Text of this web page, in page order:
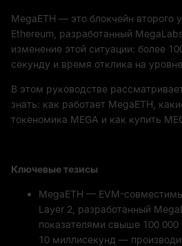
MegaETH — это блокчейн второго
Ethereum, разработанный
изменение этой ситуации: более
секунду и время отклика на
В этом руководстве
знать: как работает MegaETH,
токеномика MEGA и как купить
Ключевые тезисы
MegaETH — EVM-
Layer 2, разработанный
показателями свыше 100
10 миллисекунд —